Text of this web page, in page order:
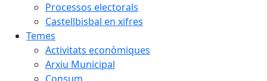
Processos electorals
Castellbisbal en xifres
Temes
Activitats econòmiques
Arxiu Municipal